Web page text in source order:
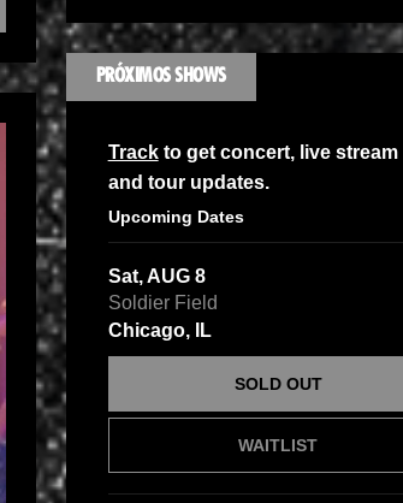
PRÓXIMOS SHOWS
Trackto get concert, live stream
and tour updates.
Upcoming Dates
Sat, AUG 8
Soldier Field
Chicago, IL
WAITLIST
SOLD OUT